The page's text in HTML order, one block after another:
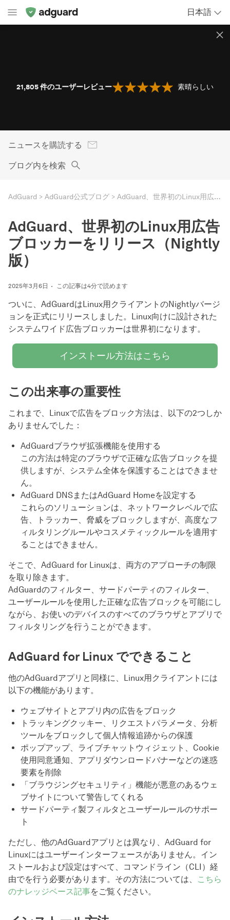
日本語
21,805件のユーザーレビュー 素晴らしい
ニュースを購読する
ブログ内を検索
AdGuard AdGuard公式ブログ AdGuard、世界初のLinux用広告ブロッカーをリリース（Nightly版）
AdGuard、世界初のLinux用広告
ブロッカーをリリース（Nightly
版）
2025年3月6日 この記事は4分で読めます
ついに、AdGuardはLinux用クライアントのNightlyバージ
ョンを正式にリリースしました。Linux向けに設計された
システムワイド広告ブロッカーは世界初になります。
インストール方法はこちら
この出来事の重要性
これまで、Linuxで広告をブロック方法は、以下の2つしか
ありませんでした：
AdGuardブラウザ拡張機能を使用する
この方法は特定のブラウザで正確な広告ブロックを提
供しますが、システム全体を保護することはできませ
ん。
AdGuard DNSまたはAdGuard Homeを設定する
これらのソリューションは、ネットワークレベルで広
告、トラッカー、脅威をブロックしますが、高度なフ
ィルタリングルールやコスメティックルールを適用す
ることはできません。
そこで、AdGuard for Linuxは、両方のアプローチの制限
を取り除きます。
AdGuardのフィルター、サードパーティのフィルター、
ユーザールールを使用した正確な広告ブロックを可能にし
ながら、お使いのデバイスのすべてのブラウザとアプリで
フィルタリングを行うことができます。
AdGuard for Linux でできること
他のAdGuardアプリと同様に、Linux用クライアントには
以下の機能があります。
ウェブサイトとアプリ内の広告をブロック
トラッキングクッキー、リクエストパラメータ、分析
ツールをブロックして個人情報追跡からの保護
ポップアップ、ライブチャットウィジェット、Cookie
使用同意通知、アプリダウンロードバナーなどの迷惑
要素を削除
「ブラウジングセキュリティ」機能が悪意のあるウェ
ブサイトについて警告してくれる
サードパーティ製フィルタとユーザールールのサポー
ト
ただし、他のAdGuardアプリとは異なり、AdGuard for
Linuxにはユーザーインターフェースがありません。イン
ストールおよび設定はすべて、コマンドライン（CLI）経
由でを行う必要があります。その方法については、
こちら
のナレッジベース記事をご覧ください。